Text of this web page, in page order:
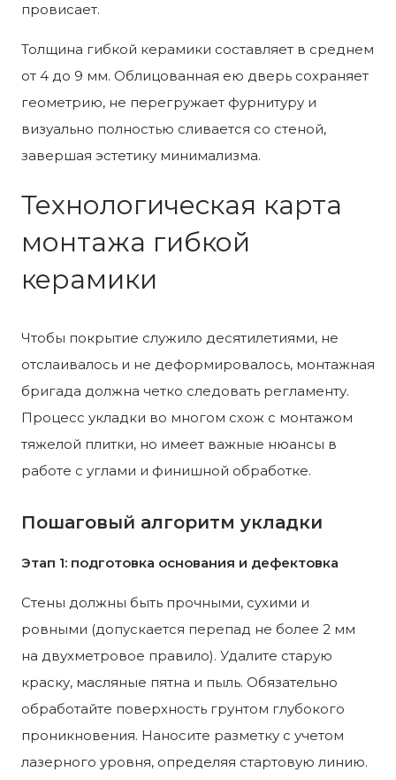
провисает.
Толщина гибкой керамики составляет в среднем
от 4 до 9 мм. Облицованная ею дверь сохраняет
геометрию, не перегружает фурнитуру и
визуально полностью сливается со стеной,
завершая эстетику минимализма.
Технологическая карта
монтажа гибкой
керамики
Чтобы покрытие служило десятилетиями, не
отслаивалось и не деформировалось, монтажная
бригада должна четко следовать регламенту.
Процесс укладки во многом схож с монтажом
тяжелой плитки, но имеет важные нюансы в
работе с углами и финишной обработке.
Пошаговый алгоритм укладки
Этап 1: подготовка основания и дефектовка
Стены должны быть прочными, сухими и
ровными (допускается перепад не более 2 мм
на двухметровое правило). Удалите старую
краску, масляные пятна и пыль. Обязательно
обработайте поверхность грунтом глубокого
проникновения. Наносите разметку с учетом
лазерного уровня, определяя стартовую линию.